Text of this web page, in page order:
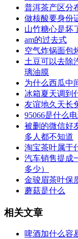
普洱茶产区分
做核酸要身份
山竹糖心是坏
​am的过去式
空气炸锅面包
土豆可以去除
璃油膜
为什么西瓜中
冰箱夏天调到
友谊地久天长
​95066是什么
被删的微信好
多人都不知道
淘宝茶叶属于
汽车销售提成
多少）
金骏眉茶叶保
​蘑菇是什么
相关文章
啤酒加什么容